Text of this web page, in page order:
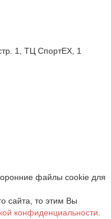
1, ТЦ СпортEX, 1
файлы cookie для
сайта, то этим Вы
конфиденциальности